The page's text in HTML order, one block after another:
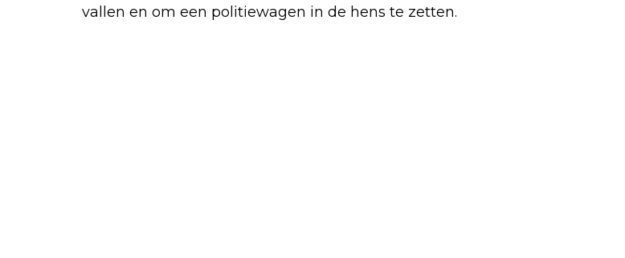
vallen en om een politiewagen in de hens te zetten.